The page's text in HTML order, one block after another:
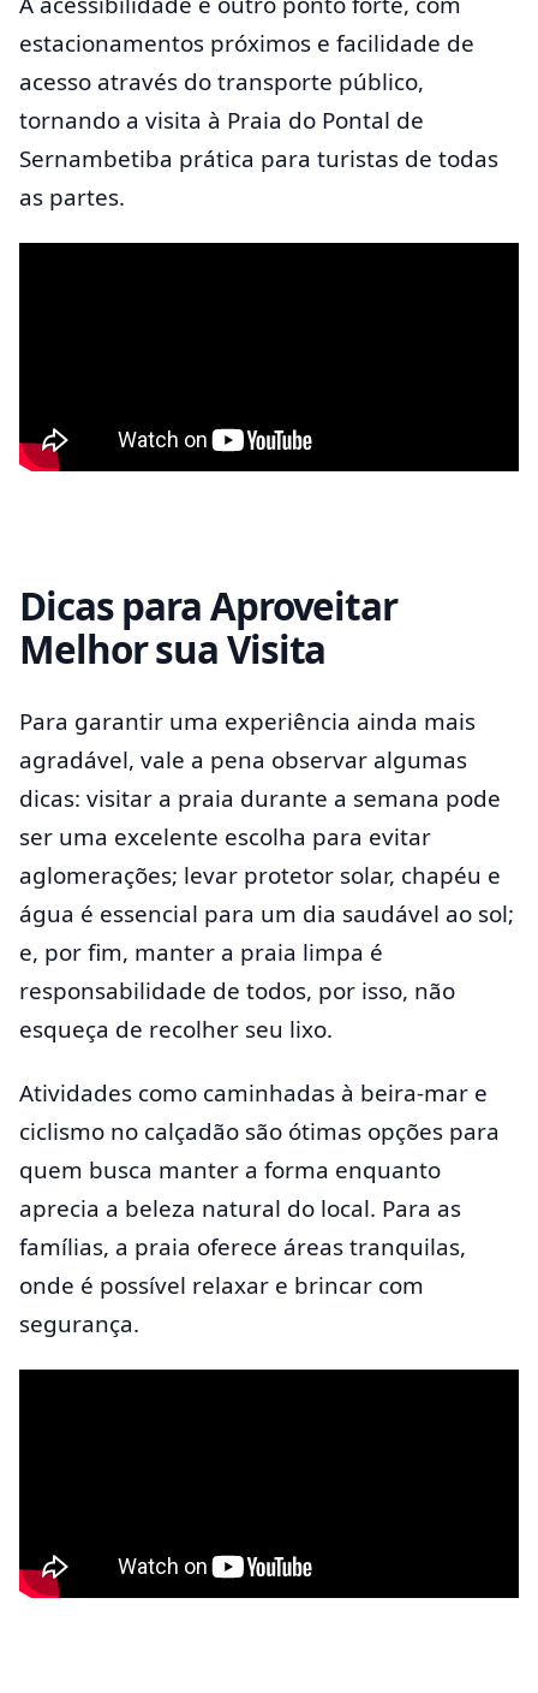
estacionamentos próximos e facilidade de
acesso através do transporte público,
tornando a visita à Praia do Pontal de
Sernambetiba prática para turistas de todas
as partes.
Dicas para Aproveitar
Melhor sua Visita
Para garantir uma experiência ainda mais
agradável, vale a pena observar algumas
dicas: visitar a praia durante a semana pode
ser uma excelente escolha para evitar
aglomerações; levar protetor solar, chapéu e
água é essencial para um dia saudável ao sol;
e, por fim, manter a praia limpa é
responsabilidade de todos, por isso, não
esqueça de recolher seu lixo.
Atividades como caminhadas à beira-mar e
ciclismo no calçadão são ótimas opções para
quem busca manter a forma enquanto
aprecia a beleza natural do local. Para as
famílias, a praia oferece áreas tranquilas,
onde é possível relaxar e brincar com
segurança.